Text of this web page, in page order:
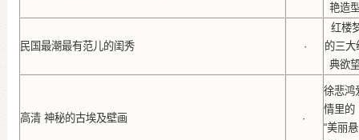
艳造
民国最潮最有范儿的闺秀 ·
红楼
的三大
典欲
高清 神秘的古埃及壁画 ·
徐悲鸿
情里的
“美丽悬